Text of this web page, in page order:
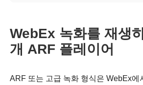
WebEx 녹화를 재생
개 ARF 플레이어
ARF 또는 고급 녹화 형식은 WebEx에